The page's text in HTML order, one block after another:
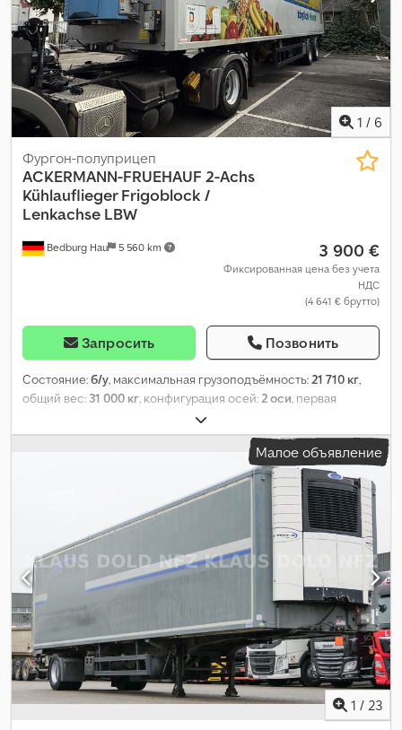
1 / 6
Bedburg Hau 5 560 km
Фургон-полуприцеп
ACKERMANN-FRUEHAUF 2-Achs
Kühlauflieger Frigoblock /
Lenkachse LBW
3 900 €
Фиксированная цена без учета
НДС
(4 641 € брутто)
Запросить Позвонить
Состояние:б/у, максимальная грузоподъёмность:21 710 кг,
общий вес: 31 000 кг, конфигурация осей:2 оси, первая
, следующая проверка (TÜV):
длина грузового отсека:13 500 мм, ширина пространства для
, высота грузового отсека:2 150 мм, общая
3 700 мм, Оборудование: ABS
Малое объявление
1 / 23